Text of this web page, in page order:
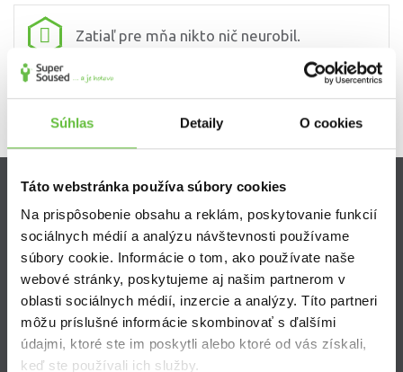
Súhlas Detaily O cookies
Táto webstránka používa súbory cookies
Na prispôsobenie obsahu a reklám, poskytovanie funkcií
sociálnych médií a analýzu návštevnosti používame
súbory cookie. Informácie o tom, ako používate naše
webové stránky, poskytujeme aj našim partnerom v
oblasti sociálnych médií, inzercie a analýzy. Títo partneri
môžu príslušné informácie skombinovať s ďalšími
údajmi, ktoré ste im poskytli alebo ktoré od vás získali,
keď ste používali ich služby.
Zatiaľ pre mňa nikto nič neurobil.
Zistite viac
Ako Super Sused funguje?
Ako sa stať Super Susedom?
Často kladené otázky